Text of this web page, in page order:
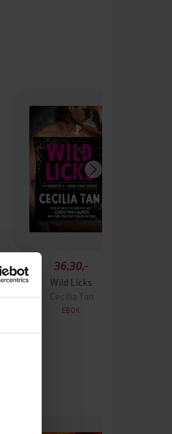
36,30,-
Wild Licks
Cecilia Tan
EBOK